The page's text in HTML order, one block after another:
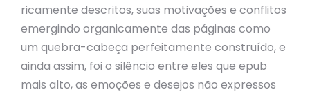
ricamente descritos, suas motivações e conflitos
emergindo organicamente das páginas como
um quebra-cabeça perfeitamente construído, e
ainda assim, foi o silêncio entre eles que epub
mais alto, as emoções e desejos não expressos